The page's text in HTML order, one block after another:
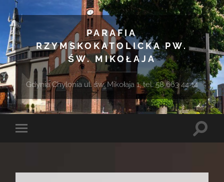
PARAFIA
RZYMSKOKATOLICKA PW.
ŚW. MIKOŁAJA
Gdynia Chylonia ul. św. Mikołaja 1, tel. 58 663 44 14
Toggle
Toggle